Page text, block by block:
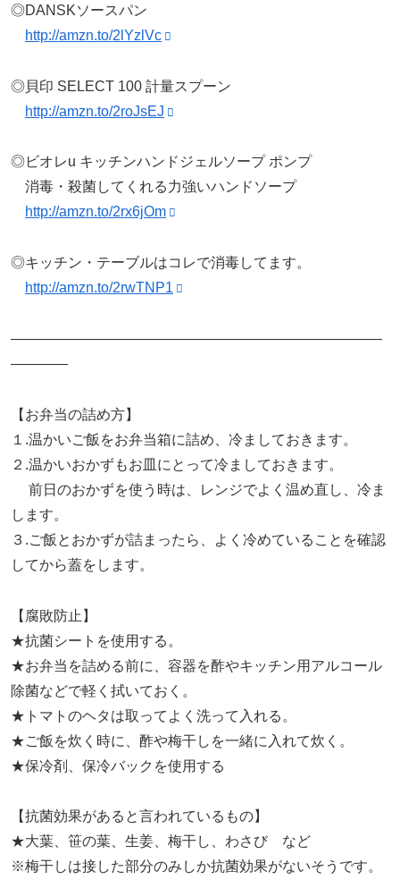
◎DANSKソースパン
http://amzn.to/2lYzlVc
◎貝印 SELECT 100 計量スプーン
http://amzn.to/2roJsEJ
◎ビオレu キッチンハンドジェルソープ ポンプ
消毒・殺菌してくれる力強いハンドソープ
http://amzn.to/2rx6jOm
◎キッチン・テーブルはコレで消毒してます。
http://amzn.to/2rwTNP1
——————————————————————————
————
【お弁当の詰め方】
１.温かいご飯をお弁当箱に詰め、冷ましておきます。
２.温かいおかずもお皿にとって冷ましておきます。
前日のおかずを使う時は、レンジでよく温め直し、冷ま
します。
３.ご飯とおかずが詰まったら、よく冷めていることを確認
してから蓋をします。
【腐敗防止】
★抗菌シートを使用する。
★お弁当を詰める前に、容器を酢やキッチン用アルコール
除菌などで軽く拭いておく。
★トマトのヘタは取ってよく洗って入れる。
★ご飯を炊く時に、酢や梅干しを一緒に入れて炊く。
★保冷剤、保冷バックを使用する
【抗菌効果があると言われているもの】
★大葉、笹の葉、生姜、梅干し、わさび など
※梅干しは接した部分のみしか抗菌効果がないそうです。